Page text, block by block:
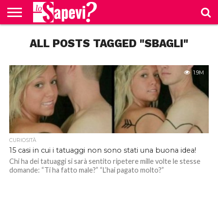
BENESSERE
GOSSIP
PRODOTTI
AMAZON
NEWS
CASA E
CUCINA
ALL POSTS TAGGED "SBAGLI"
1.9M
CURIOSITÀ
15 casi in cui i tatuaggi non sono stati una buona idea!
Chi ha dei tatuaggi si sarà sentito ripetere mille volte le stesse
domande: “Ti ha fatto male?” “L’hai pagato molto?”